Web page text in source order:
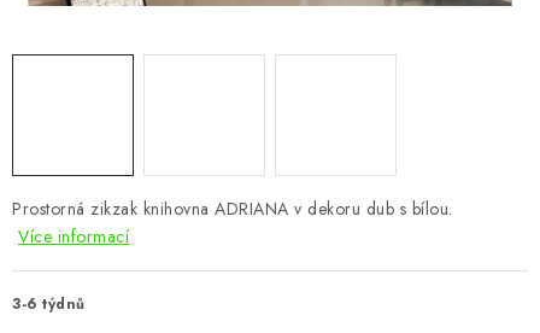
VÝPRODEJ
Kontakty
Prostorná zikzak knihovna ADRIANA v dekoru dub s bílou.
Více informací
3-6 týdnů